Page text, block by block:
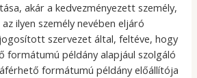
akár a kedvezményezett személy,
ilyen személy nevében eljáró
szervezet által, feltéve, hogy
formátumú példány alapjául szolgáló
formátumú példány előállítója